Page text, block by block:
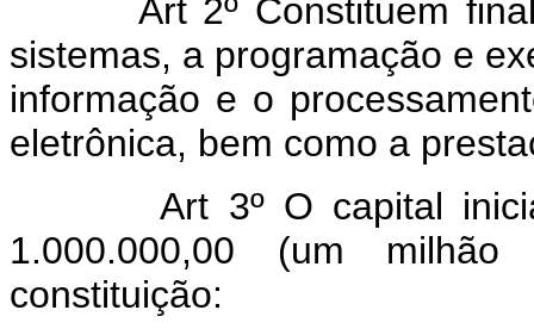
Art 2º Constituem
sistemas, a programação e
informação e o
eletrônica, bem como a
Art 3º O capital
1.000.000,00 (um
constituição: